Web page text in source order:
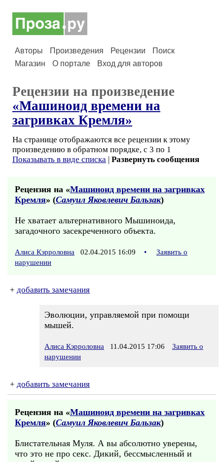
Авторы Произведения Рецензии
Поиск
Магазин
О портале Вход для авторов
Рецензии на произведение
«Машиноид времени на
загривках Кремля»
На странице отображаются все рецензии к этому
произведению в обратном порядке, с 3 по 1
Показывать в виде списка | Развернуть сообщения
Рецензия на «Машиноид времени на загривках
Кремля» (Самуил Яковлевич Бальзак)
Не хватает альтернативного Мышиноида,
загадочного засекреченного объекта.
Алиса Кэрроловна 02.04.2015 16:09 •
Заявить о
нарушении
+ добавить замечания
Эволюции, управляемой при помощи
мышей.
Алиса Кэрроловна 11.04.2015 17:06
Заявить о
нарушении
+ добавить замечания
Рецензия на «Машиноид времени на загривках
Кремля» (Самуил Яковлевич Бальзак)
Блистательная Муля. А вы абсолютно уверены,
что это не про секс. Дикий, бессмысленный и